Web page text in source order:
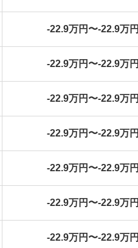
-22.9万円〜-22.9万円
-22.9万円〜-22.9万円
-22.9万円〜-22.9万円
-22.9万円〜-22.9万円
-22.9万円〜-22.9万円
-22.9万円〜-22.9万円
-22.9万円〜-22.9万円